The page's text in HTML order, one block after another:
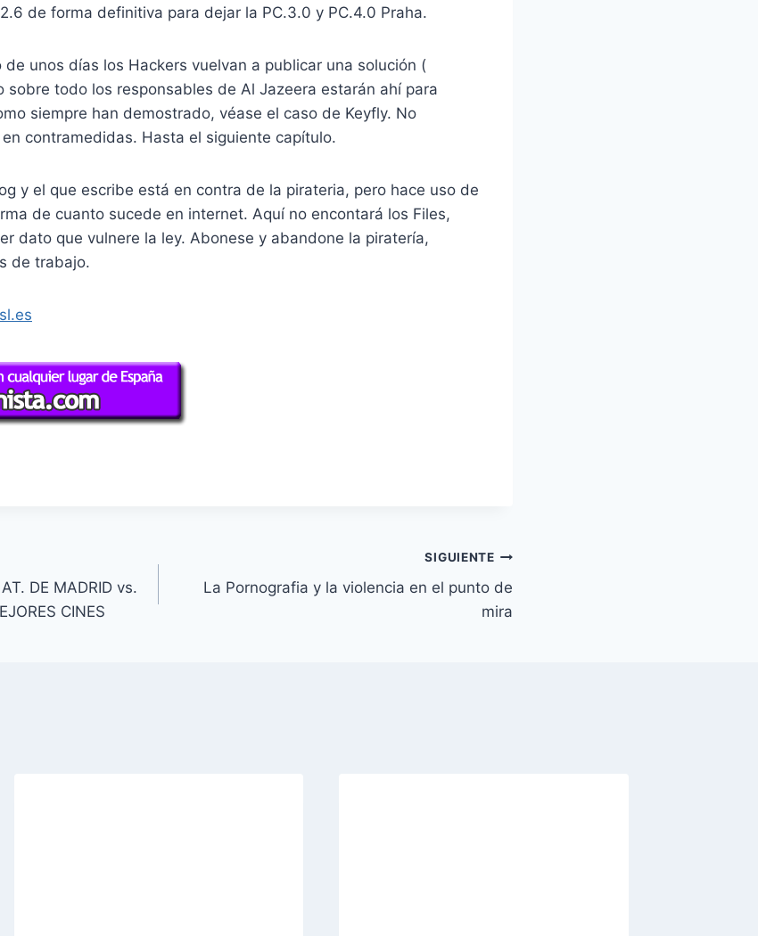
de forma definitiva para dejar la PC.3.0 y PC.4.0 Praha.
unos días los Hackers vuelvan a publicar una solución (
sobre todo los responsables de Al Jazeera estarán ahí para
siempre han demostrado, véase el caso de Keyfly. No
contramedidas. Hasta el siguiente capítulo.
y el que escribe está en contra de la pirateria, pero hace uso de
de cuanto sucede en internet. Aquí no encontará los Files,
dato que vulnere la ley. Abonese y abandone la piratería,
de trabajo.
DE MADRID vs.
CINES
SIGUIENTE
La Pornografia y la violencia en el punto de
mira